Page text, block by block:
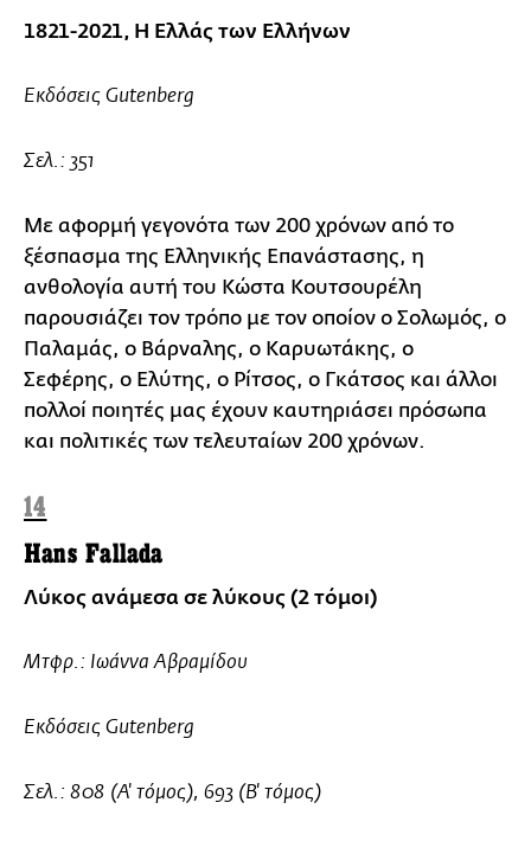
1821-2021, H Eλλάς των Ελλήνων
Εκδόσεις Gutenberg
Σελ.: 351
Με αφορμή γεγονότα των 200 χρόνων από το
ξέσπασμα της Ελληνικής Επανάστασης, η
ανθολογία αυτή του Κώστα Κουτσουρέλη
παρουσιάζει τον τρόπο με τον οποίον ο Σολωμός, ο
Παλαμάς, ο Βάρναλης, ο Καρυωτάκης, ο
Σεφέρης, ο Ελύτης, ο Ρίτσος, ο Γκάτσος και άλλοι
πολλοί ποιητές μας έχουν καυτηριάσει πρόσωπα
και πολιτικές των τελευταίων 200 χρόνων.
14
Hans Fallada
Λύκος ανάμεσα σε λύκους (2 τόμοι)
Μτφρ.: Ιωάννα Αβραμίδου
Εκδόσεις Gutenberg
Σελ.: 808 (Α' τόμος), 693 (Β' τόμος)